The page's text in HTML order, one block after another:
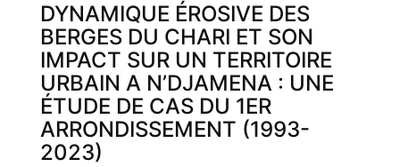
DYNAMIQUE ÉROSIVE DES
BERGES DU CHARI ET SON
IMPACT SUR UN TERRITOIRE
URBAIN A N’DJAMENA : UNE
ÉTUDE DE CAS DU 1ER
ARRONDISSEMENT (1993-
2023)